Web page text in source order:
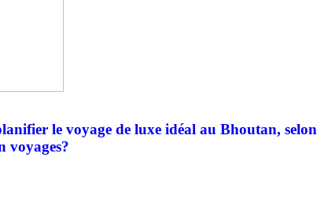
le voyage de luxe idéal au Bhoutan, selon
voyages?